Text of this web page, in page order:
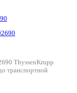
ThyssenKrupp
транспортной